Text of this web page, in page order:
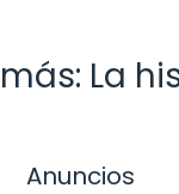
La
Anuncios